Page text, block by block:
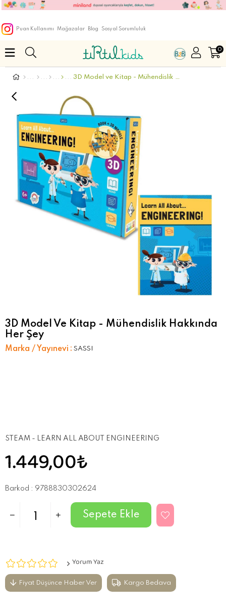
Puan Kullanımı Mağazalar Blog Sosyal Sorumluluk
0
3D Model ve Kitap - Mühendislik Hakkında Her Şey
3D Model Ve Kitap - Mühendislik Hakkında
Her Şey
Marka / Yayınevi : SASSI
STEAM - LEARN ALL ABOUT ENGINEERING
1.449,00₺
Barkod : 9788830302624
Yorum Yaz
Fiyat Düşünce Haber Ver Kargo Bedava